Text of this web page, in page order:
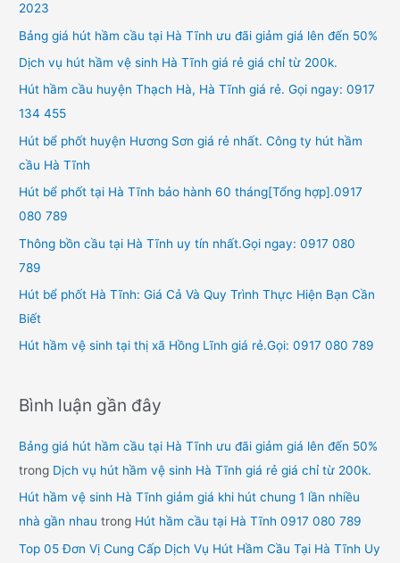
2023
Bảng giá hút hầm cầu tại Hà Tĩnh ưu đãi giảm giá lên đến 50%
Dịch vụ hút hầm vệ sinh Hà Tĩnh giá rẻ giá chỉ từ 200k.
Hút hầm cầu huyện Thạch Hà, Hà Tĩnh giá rẻ. Gọi ngay: 0917
134 455
Hút bể phốt huyện Hương Sơn giá rẻ nhất. Công ty hút hầm
cầu Hà Tĩnh
Hút bể phốt tại Hà Tĩnh bảo hành 60 tháng[Tổng hợp].0917
080 789
Thông bồn cầu tại Hà Tĩnh uy tín nhất.Gọi ngay: 0917 080
789
Hút bể phốt Hà Tĩnh: Giá Cả Và Quy Trình Thực Hiện Bạn Cần
Biết
Hút hầm vệ sinh tại thị xã Hồng Lĩnh giá rẻ.Gọi: 0917 080 789
Bình luận gần đây
Bảng giá hút hầm cầu tại Hà Tĩnh ưu đãi giảm giá lên đến 50%
trong Dịch vụ hút hầm vệ sinh Hà Tĩnh giá rẻ giá chỉ từ 200k.
Hút hầm vệ sinh Hà Tĩnh giảm giá khi hút chung 1 lần nhiều
nhà gần nhau trong Hút hầm cầu tại Hà Tĩnh 0917 080 789
Top 05 Đơn Vị Cung Cấp Dịch Vụ Hút Hầm Cầu Tại Hà Tĩnh Uy